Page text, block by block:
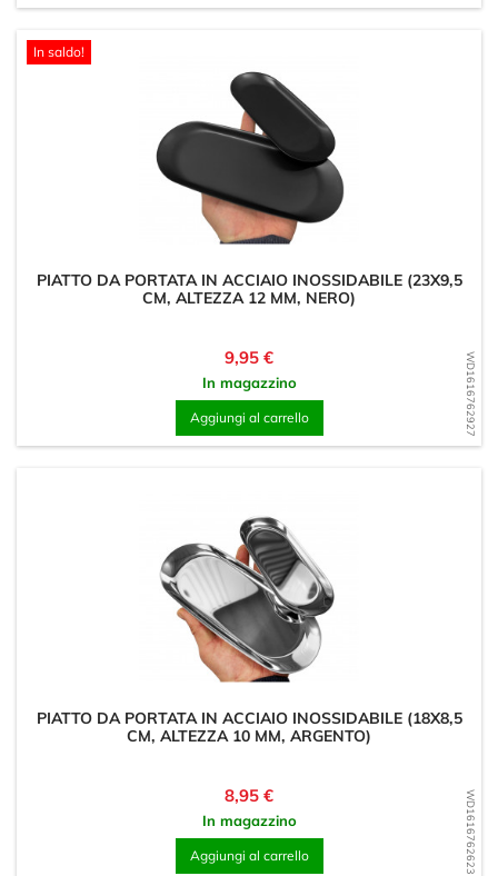
WD1616762927
In saldo!
PIATTO DA PORTATA IN ACCIAIO INOSSIDABILE (23X9,5
CM, ALTEZZA 12 MM, NERO)
Prezzo
9,95 €
In magazzino
Aggiungi al carrello
WD1616762623
PIATTO DA PORTATA IN ACCIAIO INOSSIDABILE (18X8,5
CM, ALTEZZA 10 MM, ARGENTO)
Prezzo
8,95 €
In magazzino
Aggiungi al carrello